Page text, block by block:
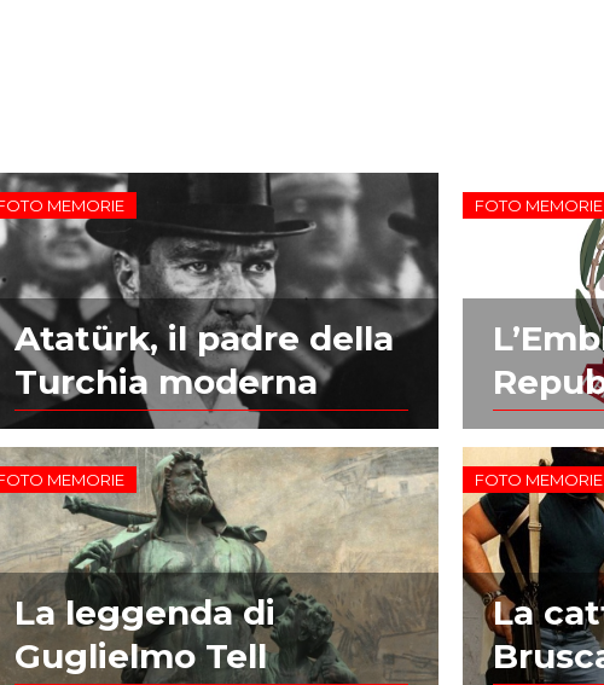
MEMORIE
Atatürk, il padre della
Turchia moderna
FOTO MEMORIE
MEMORIE
La leggenda di
Guglielmo Tell
FOTO MEMORIE
La